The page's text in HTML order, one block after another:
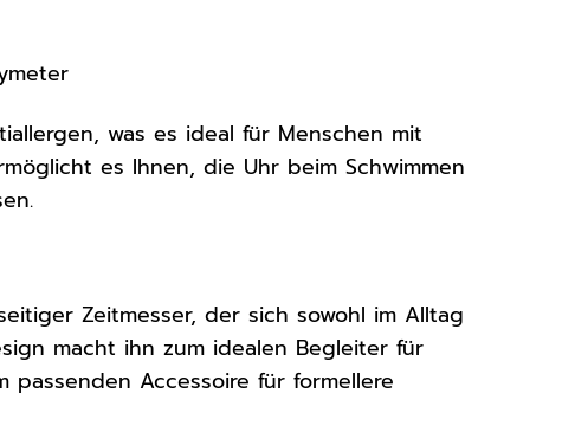
was es ideal für Menschen mit
es Ihnen, die Uhr beim Schwimmen
Zeitmesser, der sich sowohl im Alltag
macht ihn zum idealen Begleiter für
Accessoire für formellere